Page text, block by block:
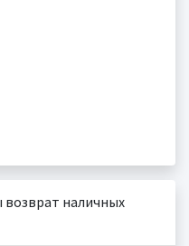
наличных